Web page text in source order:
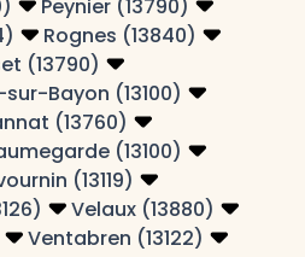
Peynier (13790)
Rognes (13840)
(13790)
Bayon (13100)
(13760)
(13100)
(13119)
Velaux (13880)
Ventabren (13122)